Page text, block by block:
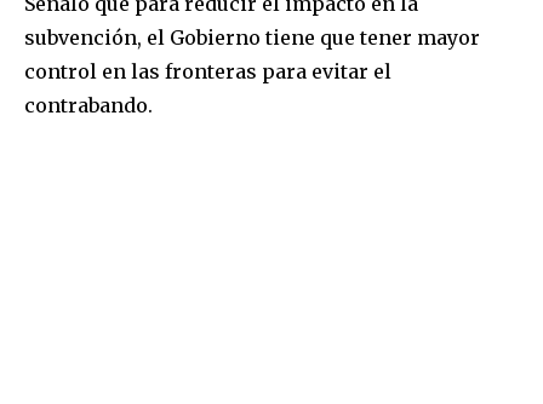
subvención, el Gobierno tiene que tener mayor
control en las fronteras para evitar el
contrabando.